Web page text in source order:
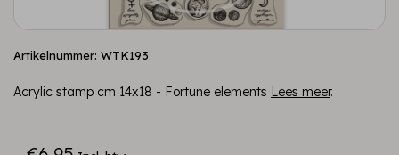
Artikelnummer: WTK193
Acrylic stamp cm 14x18 - Fortune elements Lees meer.